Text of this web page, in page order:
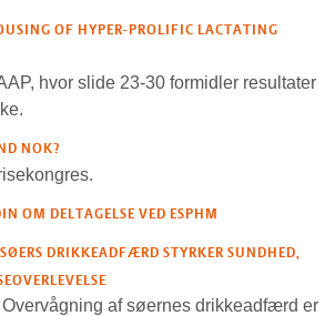
OF HYPER-PROLIFIC LACTATING
hvor slide 23-30 formidler resultater
NOK?
OM DELTAGELSE VED ESPHM
DRIKKEADFÆRD STYRKER SUNDHED,
Overvågning af søernes drikkeadfærd er